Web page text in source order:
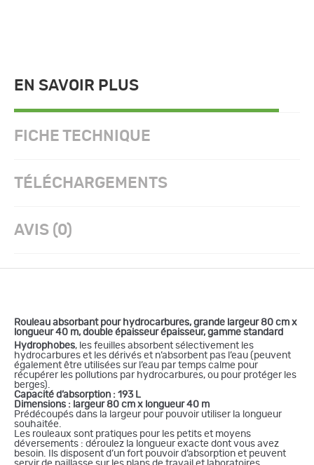
EN SAVOIR PLUS
FICHE TECHNIQUE
TÉLÉCHARGEMENTS
AVIS (0)
Rouleau absorbant pour hydrocarbures, grande largeur 80 cm x
longueur 40 m, double épaisseur épaisseur, gamme standard
Hydrophobes, les feuilles absorbent sélectivement les
hydrocarbures et les dérivés et n’absorbent pas l’eau (peuvent
également être utilisées sur l’eau par temps calme pour
récupérer les pollutions par hydrocarbures, ou pour protéger les
berges).
Capacité d’absorption : 193 L
Dimensions : largeur 80 cm x longueur 40 m
Prédécoupés dans la largeur pour pouvoir utiliser la longueur
souhaitée.
Les rouleaux sont pratiques pour les petits et moyens
déversements : déroulez la longueur exacte dont vous avez
besoin. Ils disposent d’un fort pouvoir d’absorption et peuvent